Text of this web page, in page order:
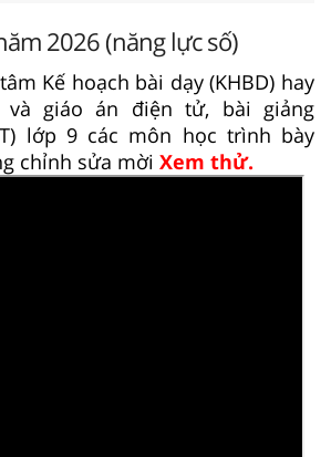
2026 (năng lực số)
Kế hoạch bài dạy (KHBD) hay
giáo án điện tử, bài giảng
lớp 9 các môn học trình bày
chỉnh sửa mời Xem thử.